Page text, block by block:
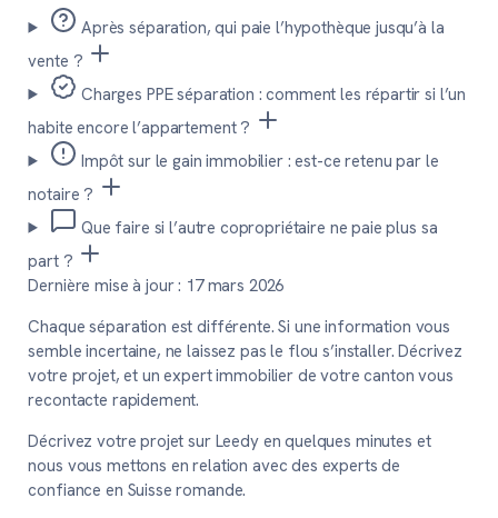
Après séparation, qui paie l’hypothèque jusqu’à la
vente ?
Charges PPE séparation : comment les répartir si l’un
habite encore l’appartement ?
Impôt sur le gain immobilier : est-ce retenu par le
notaire ?
Que faire si l’autre copropriétaire ne paie plus sa
part ?
Dernière mise à jour : 17 mars 2026
Chaque séparation est différente. Si une information vous
semble incertaine, ne laissez pas le flou s’installer. Décrivez
votre projet, et un expert immobilier de votre canton vous
recontacte rapidement.
Décrivez votre projet sur Leedy en quelques minutes et
nous vous mettons en relation avec des experts de
confiance en Suisse romande.